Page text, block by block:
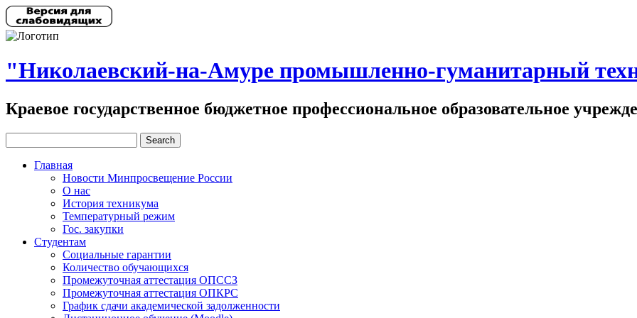
"Николаевский-на-Амуре промышленно-гуманитарный
Краевое государственное бюджетное профессиональное образовательное
Главная
Новости Минпросвещение России
О нас
История техникума
Температурный режим
Гос. закупки
Студентам
Социальные гарантии
Количество обучающихся
Промежуточная аттестация ОПССЗ
Промежуточная аттестация ОПКРС
График сдачи академической задолженности